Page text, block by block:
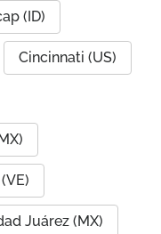
(ID)
Cincinnati (US)
Juárez (MX)